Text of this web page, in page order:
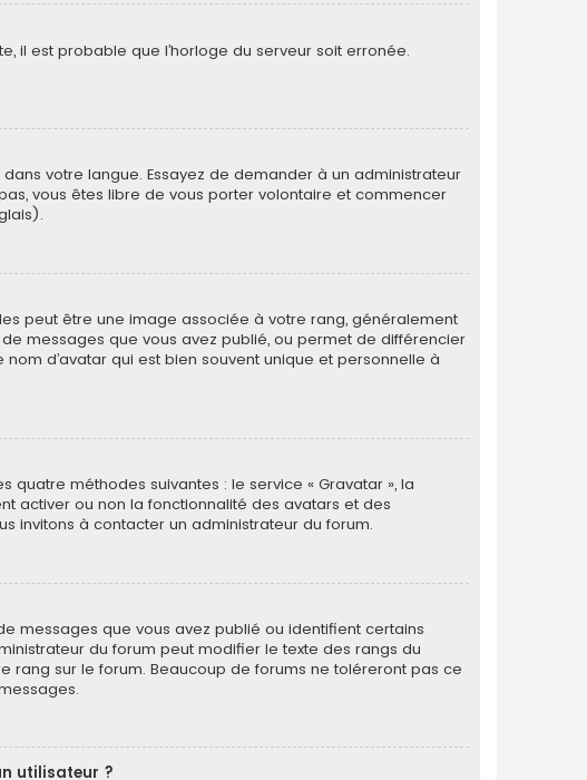
il est probable que l’horloge du serveur soit erronée.
votre langue. Essayez de demander à un administrateur
vous êtes libre de vous porter volontaire et commencer
peut être une image associée à votre rang, généralement
messages que vous avez publié, ou permet de différencier
d’avatar qui est bien souvent unique et personnelle à
quatre méthodes suivantes : le service « Gravatar », la
activer ou non la fonctionnalité des avatars et des
invitons à contacter un administrateur du forum.
messages que vous avez publié ou identifient certains
du forum peut modifier le texte des rangs du
rang sur le forum. Beaucoup de forums ne toléreront pas ce
utilisateur ?